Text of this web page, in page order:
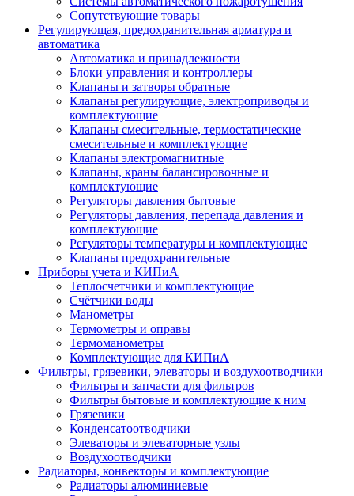
Сопутствующие товары
Регулирующая, предохранительная арматура и
автоматика
Автоматика и принадлежности
Блоки управления и контроллеры
Клапаны и затворы обратные
Клапаны регулирующие, электроприводы и
комплектующие
Клапаны смесительные, термостатические
смесительные и комплектующие
Клапаны электромагнитные
Клапаны, краны балансировочные и
комплектующие
Регуляторы давления бытовые
Регуляторы давления, перепада давления и
комплектующие
Регуляторы температуры и комплектующие
Клапаны предохранительные
Приборы учета и КИПиА
Теплосчетчики и комплектующие
Счётчики воды
Манометры
Термометры и оправы
Термоманометры
Комплектующие для КИПиА
Фильтры, грязевики, элеваторы и воздухоотводчики
Фильтры и запчасти для фильтров
Фильтры бытовые и комплектующие к ним
Грязевики
Конденсатоотводчики
Элеваторы и элеваторные узлы
Воздухоотводчики
Радиаторы, конвекторы и комплектующие
Радиаторы алюминиевые